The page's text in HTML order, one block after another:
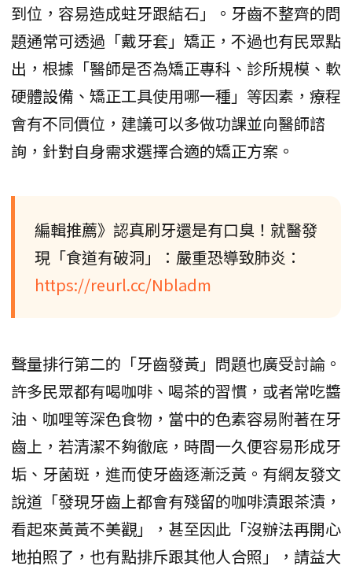
到位，容易造成蛀牙跟結石」。牙齒不整齊的問
題通常可透過「戴牙套」矯正，不過也有民眾點
出，根據「醫師是否為矯正專科、診所規模、軟
硬體設備、矯正工具使用哪一種」等因素，療程
會有不同價位，建議可以多做功課並向醫師諮
詢，針對自身需求選擇合適的矯正方案。
編輯推薦》認真刷牙還是有口臭！就醫發
現「食道有破洞」：嚴重恐導致肺炎：
https://reurl.cc/Nbladm
聲量排行第二的「牙齒發黃」問題也廣受討論。
許多民眾都有喝咖啡、喝茶的習慣，或者常吃醬
油、咖哩等深色食物，當中的色素容易附著在牙
齒上，若清潔不夠徹底，時間一久便容易形成牙
垢、牙菌斑，進而使牙齒逐漸泛黃。有網友發文
說道「發現牙齒上都會有殘留的咖啡漬跟茶漬，
看起來黃黃不美觀」，甚至因此「沒辦法再開心
地拍照了，也有點排斥跟其他人合照」，請益大